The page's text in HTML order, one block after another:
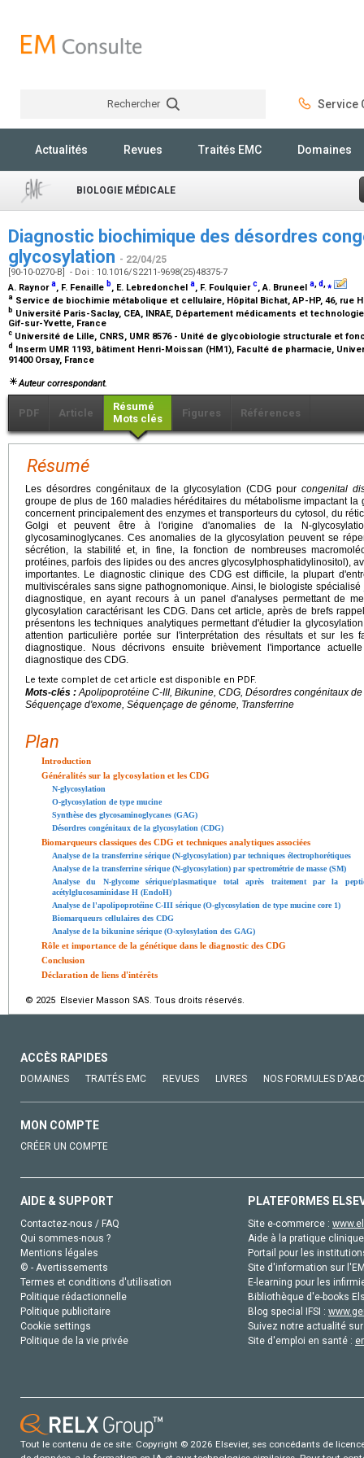
Rechercher Service
Actualités Revues Traités EMC Domaines
BIOLOGIE MÉDICALE
Diagnostic biochimique des désordres
glycosylation - 22/04/25
[90-10-0270-B] - Doi : 10.1016/S2211-9698(25)48375-7
A. Raynora, F. Fenaille b, E. Lebredonchel a, F. Foulquierc, A. Bruneel a,d,⁎
a Service de biochimie métabolique et cellulaire, Hôpital Bichat, AP-HP, 46, rue
b Université Paris-Saclay, CEA, INRAE, Département médicaments et
Gif-sur-Yvette, France
c Université de Lille, CNRS, UMR 8576 - Unité de glycobiologie structurale et
d Inserm UMR 1193, bâtiment Henri-Moissan (HM1), Faculté de pharmacie,
91400 Orsay, France
Auteur correspondant.
PDF Article
Résumé
Mots clés
Figures Références
Résumé
Les désordres congénitaux de la glycosylation (CDG pour congenital
groupe de plus de 160 maladies héréditaires du métabolisme impactant la
concernent principalement des enzymes et transporteurs du cytosol, du
Golgi et peuvent être à l'origine d'anomalies de la N-
glycosaminoglycanes. Ces anomalies de la glycosylation peuvent se
sécrétion, la stabilité et, in fine, la fonction de nombreuses
protéines, parfois des lipides ou des ancres glycosylphosphatidylinositol),
importantes. Le diagnostic clinique des CDG est difficile, la plupart
multiviscérales sans signe pathognomonique. Ainsi, le biologiste
diagnostique, en ayant recours à un panel d'analyses permettant de
glycosylation caractérisant les CDG. Dans cet article, après de brefs
présentons les techniques analytiques permettant d'étudier la
attention particulière portée sur l'interprétation des résultats et sur les
diagnostique. Nous décrivons ensuite brièvement l'importance
diagnostique des CDG.
Le texte complet de cet article est disponible en PDF.
Mots-clés :Apolipoprotéine C-III, Bikunine, CDG, Désordres congénitaux
Séquençage d'exome, Séquençage de génome, Transferrine
Plan
Introduction
Généralités sur la glycosylation et les CDG
N-glycosylation
O-glycosylation de type mucine
Synthèse des glycosaminoglycanes (GAG)
Désordres congénitaux de la glycosylation (CDG)
Biomarqueurs classiques des CDG et techniques analytiques associées
Analyse de la transferrine sérique (N-glycosylation) par techniques électrophorétiques
Analyse de la transferrine sérique (N-glycosylation) par spectrométrie de masse (SM)
Analyse du N-glycome sérique/plasmatique total après traitement par la
acétylglucosaminidase H (EndoH)
Analyse de l'apolipoprotéine C-III sérique (O-glycosylation de type mucine core 1)
Biomarqueurs cellulaires des CDG
Analyse de la bikunine sérique (O-xylosylation des GAG)
Rôle et importance de la génétique dans le diagnostic des CDG
Conclusion
Déclaration de liens d'intérêts
© 2025 Elsevier Masson SAS. Tous droits réservés.
ACCÈS RAPIDES
DOMAINES TRAITÉS EMC REVUES LIVRES NOS FORMULES
MON COMPTE
CRÉER UN COMPTE
AIDE & SUPPORT
Contactez-nous / FAQ
Qui sommes-nous ?
Mentions légales
© - Avertissements
Termes et conditions d'utilisation
Politique rédactionnelle
Politique publicitaire
Cookie settings
Politique de la vie privée
PLATEFORMES
Site e-commerce :
Aide à la pratique
Portail pour les
Site d'information sur
E-learning pour les
Bibliothèque d'e-books
Blog special IFSI :
Suivez notre actualité
Site d'emploi en santé :
Tout le contenu de ce site: Copyright © 2026 Elsevier, ses concédants de